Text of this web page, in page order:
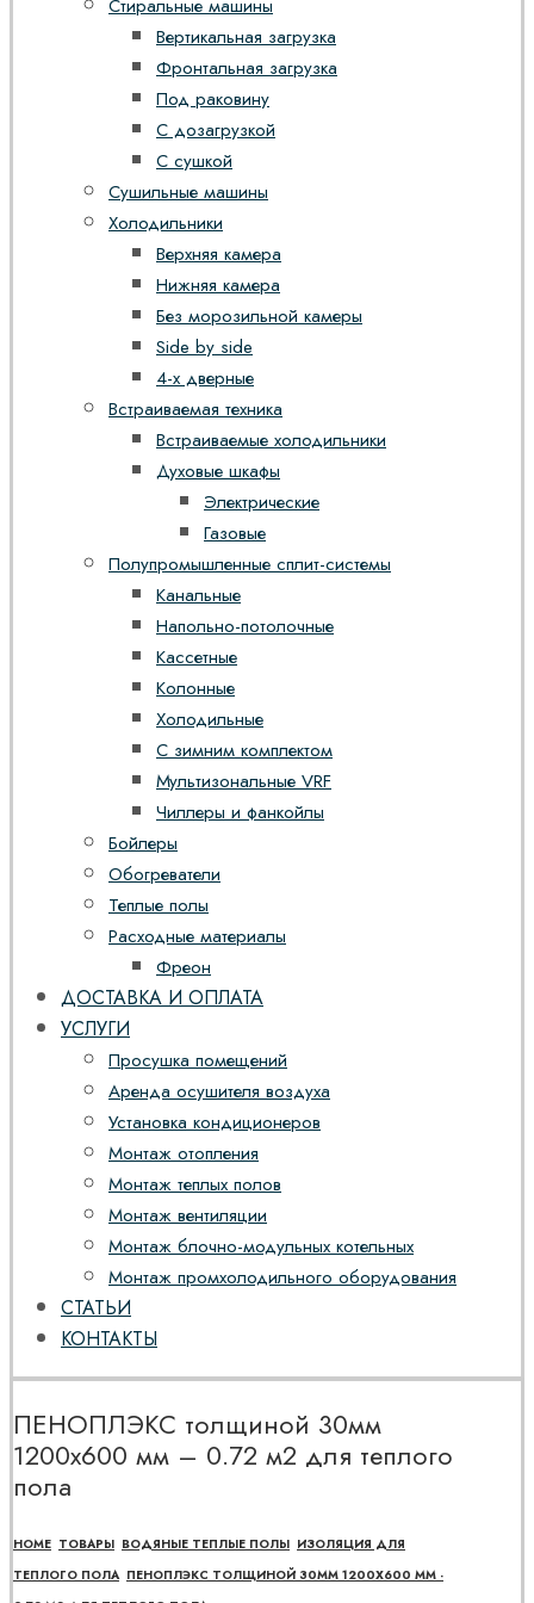
Стиральные машины
Вертикальная загрузка
Фронтальная загрузка
Под раковину
С дозагрузкой
С сушкой
Сушильные машины
Холодильники
Верхняя камера
Нижняя камера
Без морозильной камеры
Side by side
4-х дверные
Встраиваемая техника
Встраиваемые холодильники
Духовые шкафы
Электрические
Газовые
Полупромышленные сплит-системы
Канальные
Напольно-потолочные
Кассетные
Колонные
Холодильные
С зимним комплектом
Мультизональные VRF
Чиллеры и фанкойлы
Бойлеры
Обогреватели
Теплые полы
Расходные материалы
Фреон
ДОСТАВКА И ОПЛАТА
УСЛУГИ
Просушка помещений
Аренда осушителя воздуха
Установка кондиционеров
Монтаж отопления
Монтаж теплых полов
Монтаж вентиляции
Монтаж блочно-модульных котельных
Монтаж промхолодильного оборудования
СТАТЬИ
КОНТАКТЫ
ПЕНОПЛЭКС толщиной 30мм
1200х600 мм – 0.72 м2 для теплого
пола
HOME ТОВАРЫ ВОДЯНЫЕ ТЕПЛЫЕ ПОЛЫ ИЗОЛЯЦИЯ ДЛЯ
ТЕПЛОГО ПОЛА ПЕНОПЛЭКС ТОЛЩИНОЙ 30ММ 1200Х600 ММ -